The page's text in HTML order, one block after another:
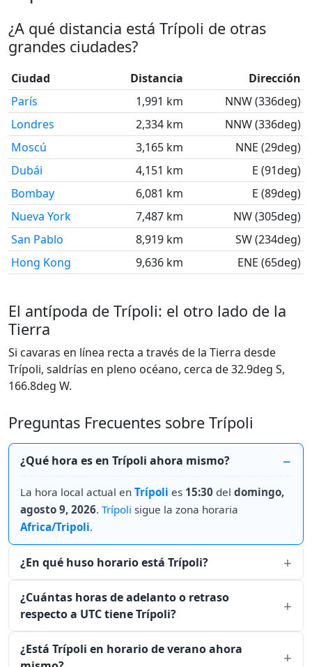
¿A qué distancia está Trípoli de otras
grandes ciudades?
Ciudad Distancia
Dirección
París
1,991 km
NNW (336deg)
Londres
2,334 km
NNW (336deg)
Moscú
3,165 km
NNE (29deg)
Dubái
4,151 km
E (91deg)
Bombay
6,081 km
E (89deg)
Nueva York
7,487 km
NW (305deg)
San Pablo
8,919 km
SW (234deg)
Hong Kong
9,636 km ENE (65deg)
El antípoda de Trípoli: el otro lado de la
Tierra
Si cavaras en línea recta a través de la Tierra desde
Trípoli, saldrías en pleno océano, cerca de 32.9deg S,
166.8deg W.
Preguntas Frecuentes sobre Trípoli
¿Qué hora es en Trípoli ahora mismo?
La hora local actual en Trípoli es 15:30 del domingo,
agosto 9, 2026. Trípoli sigue la zona horaria
Africa/Tripoli.
¿En qué huso horario está Trípoli?
¿Cuántas horas de adelanto o retraso
respecto a UTC tiene Trípoli?
¿Está Trípoli en horario de verano ahora